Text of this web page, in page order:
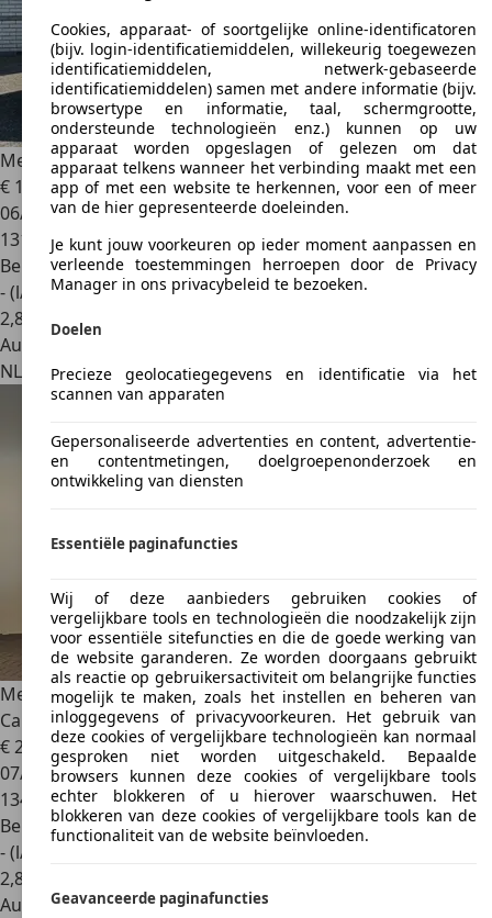
Mercedes-Benz A 200AMG |Pano|Cam|Stoelvw|Xenon|
€ 19.950
06/2018
131.675 km
Benzine
- (l/100 km)
2,8
Autobedrijf
NL 4879 AVEtten-leur
Mercedes-Benz A 200AMG
Camera|CarPlay|Stoelverwarming
€ 20.400
07/2020
134.892 km
Benzine
- (l/100 km)
2,8
Autobedrijf
Cookies, apparaat- of soortgelijke online-identificatoren
(bijv. login-identificatiemiddelen, willekeurig toegewezen
identificatiemiddelen, netwerk-gebaseerde
identificatiemiddelen) samen met andere informatie (bijv.
browsertype en informatie, taal, schermgrootte,
ondersteunde technologieën enz.) kunnen op uw
apparaat worden opgeslagen of gelezen om dat
apparaat telkens wanneer het verbinding maakt met een
app of met een website te herkennen, voor een of meer
van de hier gepresenteerde doeleinden.
Je kunt jouw voorkeuren op ieder moment aanpassen en
verleende toestemmingen herroepen door de Privacy
Manager in ons privacybeleid te bezoeken.
Doelen
Precieze geolocatiegegevens en identificatie via het
scannen van apparaten
Gepersonaliseerde advertenties en content, advertentie-
en contentmetingen, doelgroepenonderzoek en
ontwikkeling van diensten
Essentiële paginafuncties
Wij of deze aanbieders gebruiken cookies of
vergelijkbare tools en technologieën die noodzakelijk zijn
voor essentiële sitefuncties en die de goede werking van
de website garanderen. Ze worden doorgaans gebruikt
als reactie op gebruikersactiviteit om belangrijke functies
mogelijk te maken, zoals het instellen en beheren van
inloggegevens of privacyvoorkeuren. Het gebruik van
deze cookies of vergelijkbare technologieën kan normaal
gesproken niet worden uitgeschakeld. Bepaalde
browsers kunnen deze cookies of vergelijkbare tools
echter blokkeren of u hierover waarschuwen. Het
blokkeren van deze cookies of vergelijkbare tools kan de
functionaliteit van de website beïnvloeden.
Geavanceerde paginafuncties